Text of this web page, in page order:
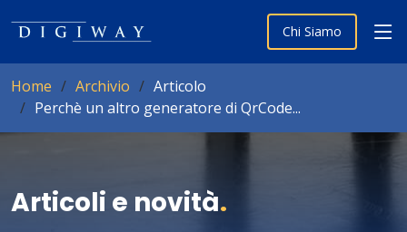
Chi Siamo
Home Archivio
Articolo
Perchè un altro generatore di QrCode...
Articoli e novità.